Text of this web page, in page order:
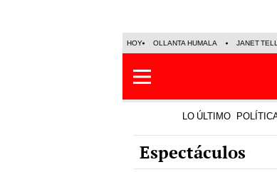
HOY OLLANTA HUMALA JANET
LO ÚLTIMO
Espectáculos